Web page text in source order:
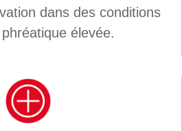
dans des conditions
élevée.